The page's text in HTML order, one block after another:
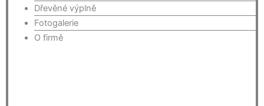
Dřevěné výplně
Fotogalerie
O firmě